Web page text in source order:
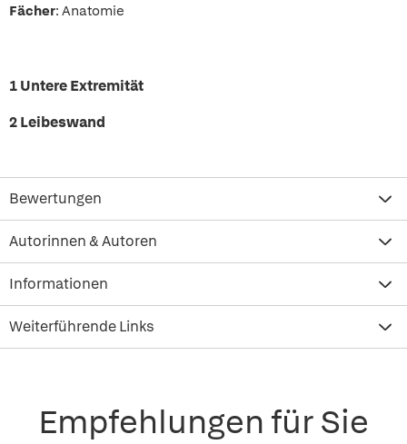
Fächer: Anatomie
1 Untere Extremität
2 Leibeswand
Bewertungen
Autorinnen & Autoren
Informationen
Weiterführende Links
Empfehlungen für Sie